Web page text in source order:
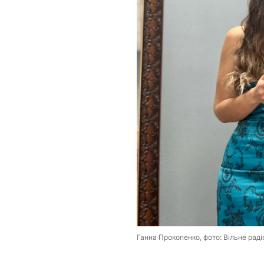
Ганна Прокопенко, фото: Вільне